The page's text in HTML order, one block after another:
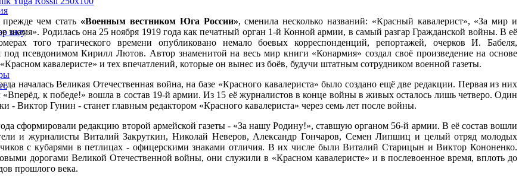
шоу
чем стать «Военным вестником Юга России», сменила несколько названий: «Красный кавалерист», «За мир и
знамя». Родилась она 25 ноября 1919 года как печатный орган 1-й Конной армии, в самый разгар Гражданской войны. В её
того трагического времени опубликовано немало боевых корреспонденций, репортажей, очерков И. Бабеля,
под псевдонимом Кирилл Лютов. Автор знаменитой на весь мир книги «Конармия» создал своё произведение на основе
кавалеристе» и тех впечатлений, которые он вынес из боёв, будучи штатным сотрудником военной газеты.
началась Великая Отечественная война, на базе «Красного кавалериста» было создано ещё две редакции. Первая из них
«Вперёд, к победе!» вошла в состав 19-й армии. Из 15 её журналистов в конце войны в живых осталось лишь четверо. Один
- Виктор Гунин - станет главным редактором «Красного кавалериста» через семь лет после войны.
сформировали редакцию второй армейской газеты - «За нашу Родину!», ставшую органом 56-й армии. В её состав вошли
и журналисты Виталий Закруткин, Николай Неверов, Александр Гончаров, Семен Липшиц и целый отряд молодых
с кубарями в петлицах - офицерскими знаками отличия. В их числе были Виталий Старицын и Виктор Кононенко.
дорогами Великой Отечественной войны, они служили в «Красном кавалеристе» и в послевоенное время, вплоть до
прошлого века.